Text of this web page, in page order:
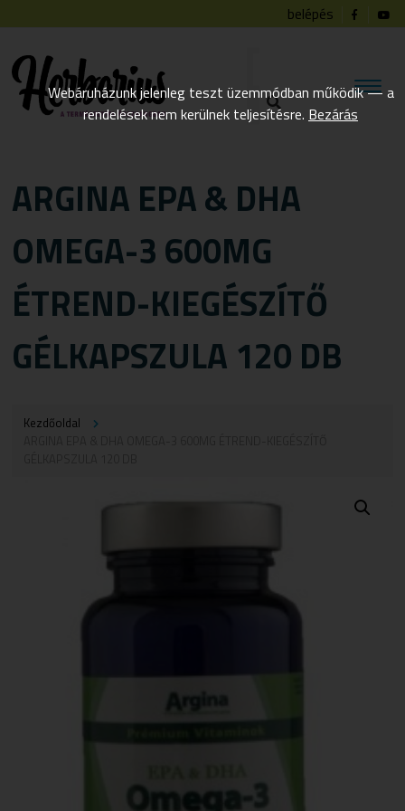
belépés
ARGINA EPA & DHA
OMEGA-3 600MG
ÉTREND-KIEGÉSZÍTŐ
GÉLKAPSZULA 120 DB
Kezdőoldal
Webáruházunk jelenleg teszt üzemmódban működik — a
rendelések nem kerülnek teljesítésre. Bezárás